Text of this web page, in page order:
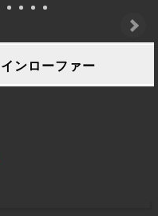
ンローファー